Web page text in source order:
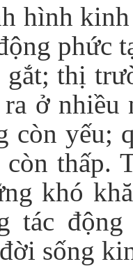
hình
phức
gắt; thị
ra ở
còn yếu;
thấp.
khó
tác
sống